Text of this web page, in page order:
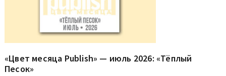
«Цвет месяца Publish» — июль 2026: «Тёплый
Песок»